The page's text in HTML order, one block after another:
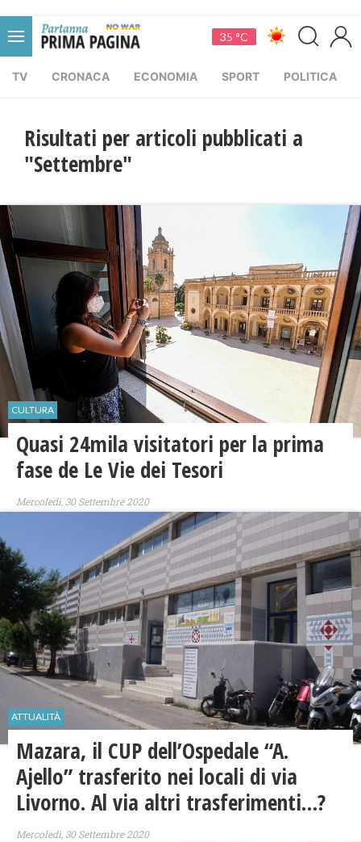
35 °C
TV CRONACA ECONOMIA SPORT POLITICA
Risultati per articoli pubblicati a
"Settembre"
CULTURA
Quasi 24mila visitatori per la prima
fase de Le Vie dei Tesori
Mercoledì, 30 Settembre 2020
ATTUALITÀ
Mazara, il CUP dell’Ospedale “A.
Ajello” trasferito nei locali di via
Livorno. Al via altri trasferimenti…?
Mercoledì, 30 Settembre 2020